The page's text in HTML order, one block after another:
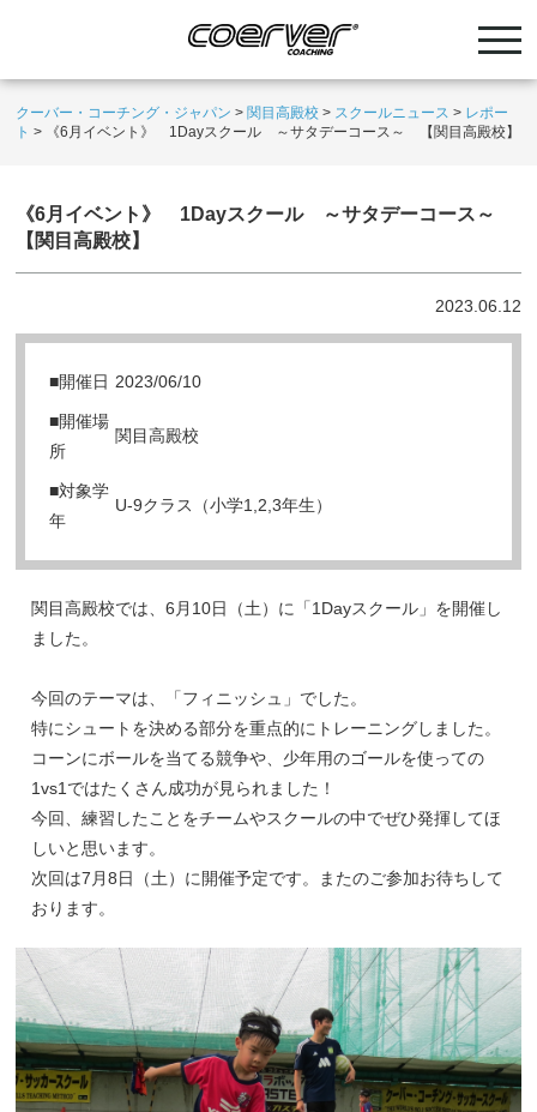
クーバー・コーチング・ジャパン > 関目高殿校 > スクールニュース > レポー
ト > 《6月イベント》 1Dayスクール ～サタデーコース～ 【関目高殿校】
《6月イベント》 1Dayスクール ～サタデーコース～
【関目高殿校】
2023.06.12
■開催日 2023/06/10
■開催場
所
関目高殿校
■対象学
年
U-9クラス（小学1,2,3年生）
関目高殿校では、6月10日（土）に「1Dayスクール」を開催し
ました。
今回のテーマは、「フィニッシュ」でした。
特にシュートを決める部分を重点的にトレーニングしました。
コーンにボールを当てる競争や、少年用のゴールを使っての
1vs1ではたくさん成功が見られました！
今回、練習したことをチームやスクールの中でぜひ発揮してほ
しいと思います。
次回は7月8日（土）に開催予定です。またのご参加お待ちして
おります。